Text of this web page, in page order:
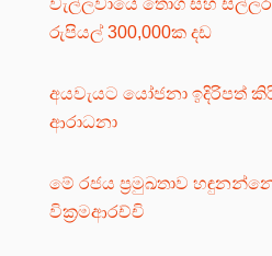
රුපියල් 300,000ක දඩ
අයවැයට යෝජනා ඉදිරිපත්
ආරාධනා
මේ රජය ප්‍රමුඛතාව
වික්‍රමආරච්චි